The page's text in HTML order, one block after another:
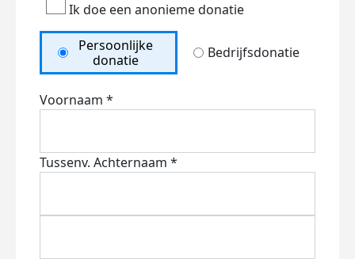
Ik doe een anonieme donatie
Persoonlijke
donatie
Bedrijfsdonatie
Voornaam *
Tussenv. Achternaam *